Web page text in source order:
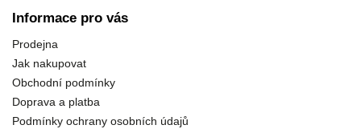
Informace pro vás
Prodejna
Jak nakupovat
Obchodní podmínky
Doprava a platba
Podmínky ochrany osobních údajů